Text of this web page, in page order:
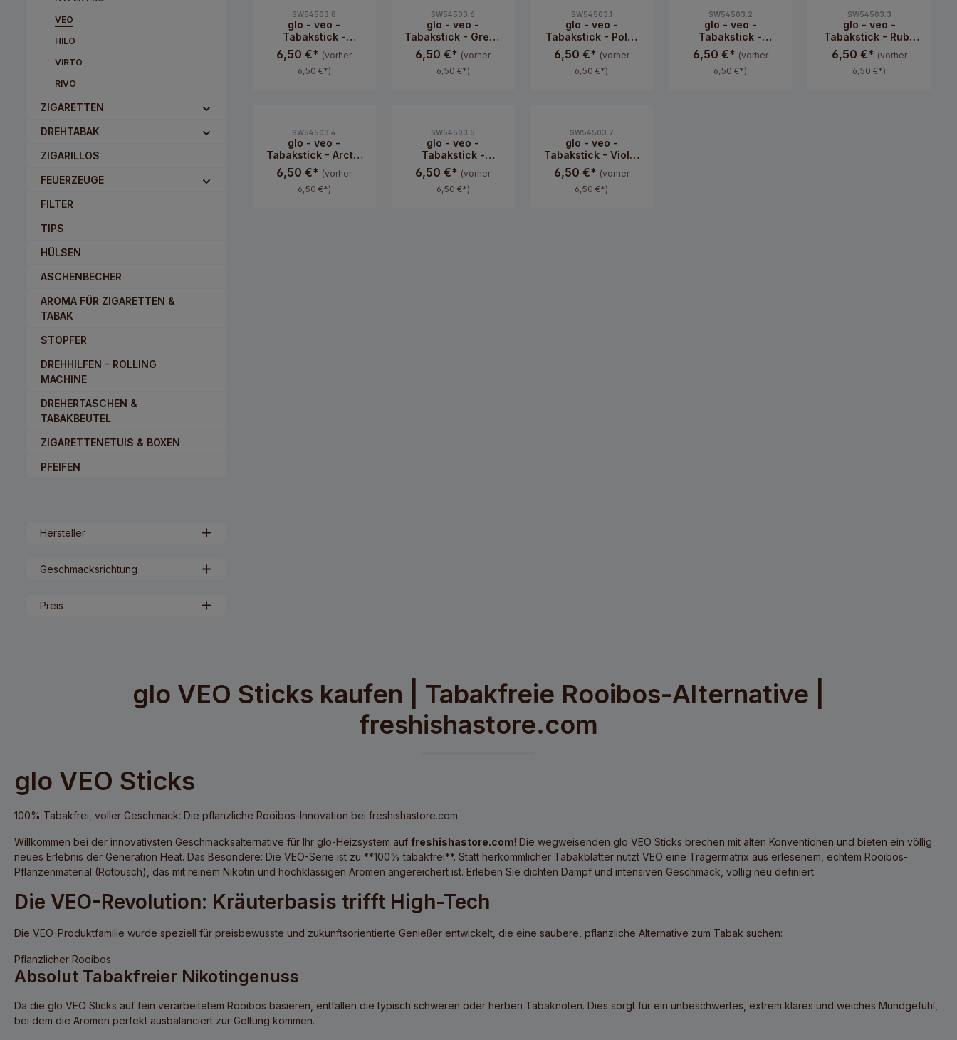
VEO
HILO
VIRTO
RIVO
ZIGARETTEN
DREHTABAK
ZIGARILLOS
FEUERZEUGE
FILTER
TIPS
HÜLSEN
ASCHENBECHER
AROMA FÜR ZIGARETTEN &
TABAK
STOPFER
DREHHILFEN - ROLLING
MACHINE
DREHERTASCHEN &
TABAKBEUTEL
ZIGARETTENETUIS & BOXEN
PFEIFEN
Hersteller
Geschmacksrichtung
Preis
SW54503.8
glo - veo -
Tabakstick -
Sunset Click
6,50 €* (vorher
6,50 €*)
SW54503.6
glo - veo -
Tabakstick - Green
Click
6,50 €* (vorher
6,50 €*)
SW54503.1
glo - veo -
Tabakstick - Polar
Twist
6,50 €* (vorher
6,50 €*)
SW54503.2
glo - veo -
Tabakstick -
Tropical Twist
6,50 €* (vorher
6,50 €*)
SW54503.3
glo - veo -
Tabakstick - Ruby
Twist
6,50 €* (vorher
6,50 €*)
SW54503.4
glo - veo -
Tabakstick - Arctic
Click
6,50 €* (vorher
6,50 €*)
SW54503.5
glo - veo -
Tabakstick -
Scarlet Click
6,50 €* (vorher
6,50 €*)
SW54503.7
glo - veo -
Tabakstick - Violet
Click
6,50 €* (vorher
6,50 €*)
glo VEO Sticks kaufen | Tabakfreie Rooibos-Alternative |
freshishastore.com
glo VEO Sticks
100% Tabakfrei, voller Geschmack: Die pflanzliche Rooibos-Innovation bei freshishastore.com
Willkommen bei der innovativsten Geschmacksalternative für Ihr glo-Heizsystem auf freshishastore.com! Die wegweisenden glo VEO Sticks brechen mit alten Konventionen und bieten ein völlig
neues Erlebnis der Generation Heat. Das Besondere: Die VEO-Serie ist zu **100% tabakfrei**. Statt herkömmlicher Tabakblätter nutzt VEO eine Trägermatrix aus erlesenem, echtem Rooibos-
Pflanzenmaterial (Rotbusch), das mit reinem Nikotin und hochklassigen Aromen angereichert ist. Erleben Sie dichten Dampf und intensiven Geschmack, völlig neu definiert.
Die VEO-Revolution: Kräuterbasis trifft High-Tech
Die VEO-Produktfamilie wurde speziell für preisbewusste und zukunftsorientierte Genießer entwickelt, die eine saubere, pflanzliche Alternative zum Tabak suchen:
Pflanzlicher Rooibos
Absolut Tabakfreier Nikotingenuss
Da die glo VEO Sticks auf fein verarbeitetem Rooibos basieren, entfallen die typisch schweren oder herben Tabaknoten. Dies sorgt für ein unbeschwertes, extrem klares und weiches Mundgefühl,
bei dem die Aromen perfekt ausbalanciert zur Geltung kommen.